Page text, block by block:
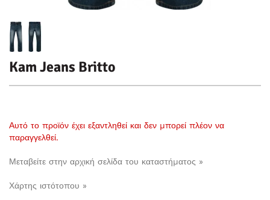
Kam Jeans Britto
Αυτό το προϊόν έχει εξαντληθεί και δεν μπορεί πλέον να
παραγγελθεί.
Μεταβείτε στην αρχική σελίδα του καταστήματος »
Χάρτης ιστότοπου »